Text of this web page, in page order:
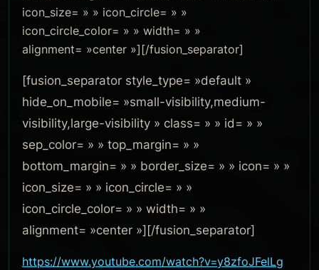
icon_size= » » icon_circle= » »
icon_circle_color= » » width= » »
alignment= »center »][/fusion_separator]
[fusion_separator style_type= »default »
hide_on_mobile= »small-visibility,medium-
visibility,large-visibility » class= » » id= » »
sep_color= » » top_margin= » »
bottom_margin= » » border_size= » » icon= » »
icon_size= » » icon_circle= » »
icon_circle_color= » » width= » »
alignment= »center »][/fusion_separator]
https://www.youtube.com/watch?v=y8zfoJFelLg